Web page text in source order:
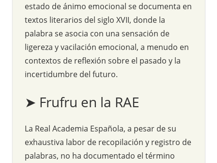
estado de ánimo emocional se documenta en
textos literarios del siglo XVII, donde la
palabra se asocia con una sensación de
ligereza y vacilación emocional, a menudo en
contextos de reflexión sobre el pasado y la
incertidumbre del futuro.
➤ Frufru en la RAE
La Real Academia Española, a pesar de su
exhaustiva labor de recopilación y registro de
palabras, no ha documentado el término